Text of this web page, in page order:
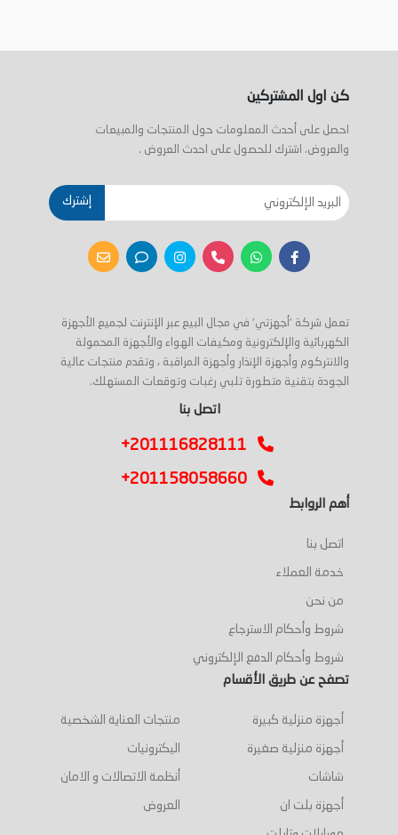
كن اول المشتركين
احصل على أحدث المعلومات حول المنتجات والمبيعات
والعروض. اشترك للحصول على احدث العروض .
إشترك
تعمل شركة 'أجهزتي' في مجال البيع عبر الإنترنت لجميع الأجهزة
الكهربائية والإلكترونية ومكيفات الهواء والأجهزة المحمولة
والانتركوم وأجهزة الإنذار وأجهزة المراقبة ، وتقدم منتجات عالية
الجودة بتقنية متطورة تلبي رغبات وتوقعات المستهلك.
اتصل بنا
+201116828111
+201158058660
أهم الروابط
اتصل بنا
خدمة العملاء
من نحن
شروط وأحكام الاسترجاع
شروط وأحكام الدفع الإلكتروني
تصفح عن طريق الأقسام
أجهزة منزلية كبيرة
أجهزة منزلية صغيرة
شاشات
أجهزة بلت ان
منتجات العناية الشخصية
اليكترونيات
أنظمة الاتصالات و الامان
العروض